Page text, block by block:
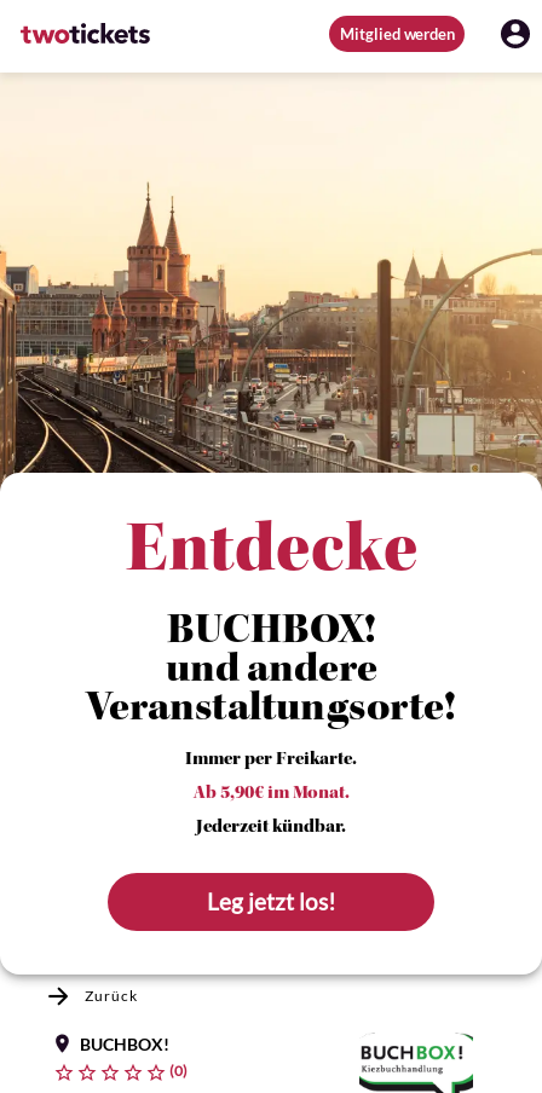
Mitglied werden
Entdecke
BUCHBOX!
und andere
Veranstaltungsorte!
Immer per Freikarte.
Ab 5,90€ im Monat.
Jederzeit kündbar.
Leg jetzt los!
Zurück
BUCHBOX!
(0)